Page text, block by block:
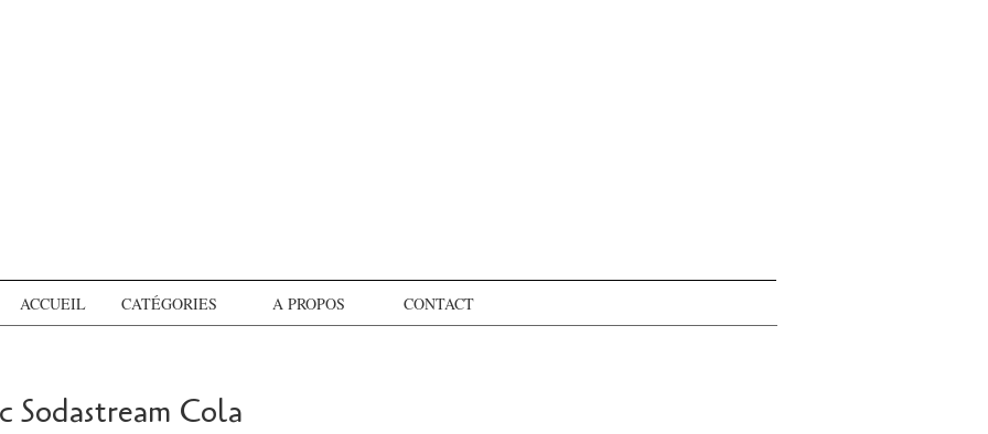
ACCUEIL CATÉGORIES A PROPOS CONTACT
Sodastream Cola